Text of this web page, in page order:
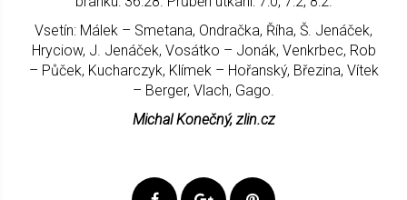
Vsetín: Málek – Smetana, Ondračka, Říha, Š. Jenáček,
Hryciow, J. Jenáček, Vosátko – Jonák, Venkrbec, Rob
– Půček, Kucharczyk, Klímek – Hořanský, Březina, Vítek
– Berger, Vlach, Gago.
Michal Konečný, zlin.cz